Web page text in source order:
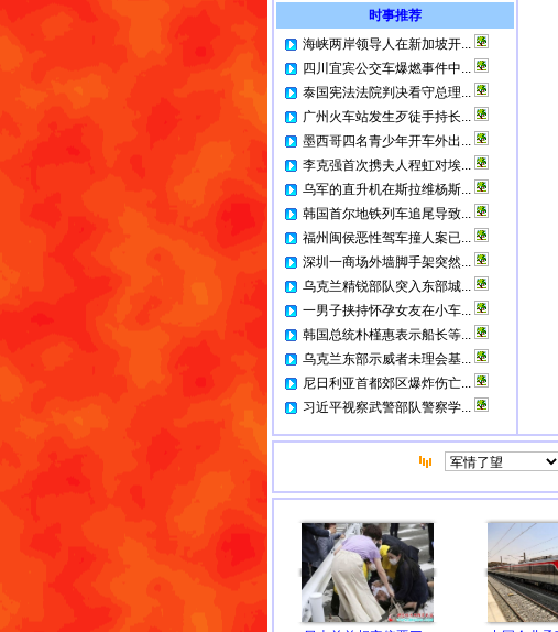
时事推荐
海峡两岸领导人在新加坡开...
四川宜宾公交车爆燃事件中...
泰国宪法法院判决看守总理...
广州火车站发生歹徒手持长...
墨西哥四名青少年开车外出...
李克强首次携夫人程虹对埃...
乌军的直升机在斯拉维杨斯...
韩国首尔地铁列车追尾导致...
福州闽侯恶性驾车撞人案已...
深圳一商场外墙脚手架突然...
乌克兰精锐部队突入东部城...
一男子挟持怀孕女友在小车...
韩国总统朴槿惠表示船长等...
乌克兰东部示威者未理会基...
尼日利亚首都郊区爆炸伤亡...
习近平视察武警部队警察学...